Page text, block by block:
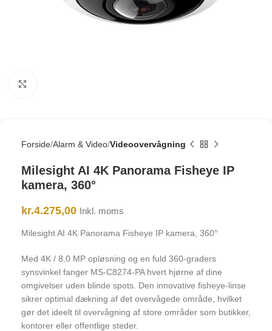
Forside Alarm & Video Videoovervågning
Milesight AI 4K Panorama Fisheye IP
kamera, 360°
kr.4.275,00 Inkl. moms
Milesight AI 4K Panorama Fisheye IP kamera, 360°
Med 4K / 8,0 MP opløsning og en fuld 360-graders
synsvinkel fanger MS-C8274-PA hvert hjørne af dine
omgivelser uden blinde spots. Den innovative fisheye-linse
sikrer optimal dækning af det overvågede område, hvilket
gør det ideelt til overvågning af store områder som butikker,
kontorer eller offentlige steder.